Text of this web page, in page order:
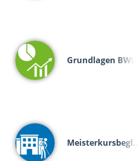
Grundlagen BWL
Meisterkursbegl…